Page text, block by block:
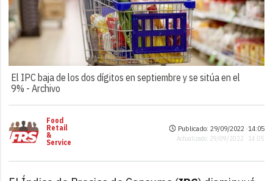
El IPC baja de los dos dígitos en septiembre y se sitúa en el
9% -Archivo
Food
Retail
&
Service
Publicado: 29/09/2022 ·14:05
Actualizado: 29/09/2022 · 14:05